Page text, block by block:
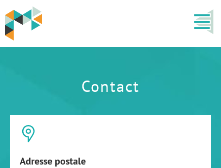
Contact
Adresse postale